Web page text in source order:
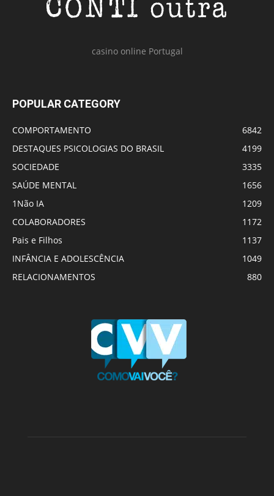
casino online Portugal
POPULAR CATEGORY
COMPORTAMENTO
6842
DESTAQUES PSICOLOGIAS DO BRASIL
4199
SOCIEDADE
3335
SAÚDE MENTAL
1656
1Não IA
1209
COLABORADORES
1172
Pais e Filhos
1137
INFÂNCIA E ADOLESCÊNCIA
1049
RELACIONAMENTOS
880